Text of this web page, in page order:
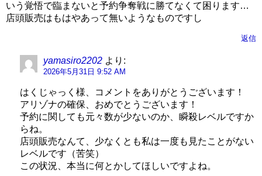
いう覚悟で臨まないと予約争奪戦に勝てなくて困ります…
店頭販売はもはやあって無いようなものですし
返信
yamasiro2202 より:
2026年5月31日 9:52 AM
はくじゃっく様、コメントをありがとうございます！
アリゾナの確保、おめでとうございます！
予約に関しても元々数が少ないのか、瞬殺レベルですか
らね。
店頭販売なんて、少なくとも私は一度も見たことがない
レベルです（苦笑）
この状況、本当に何とかしてほしいですよね。